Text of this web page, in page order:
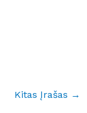
Kitas Įrašas →